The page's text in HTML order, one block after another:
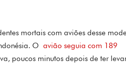
mortais com aviões desse
O avião seguia com 189
poucos minutos depois de ter